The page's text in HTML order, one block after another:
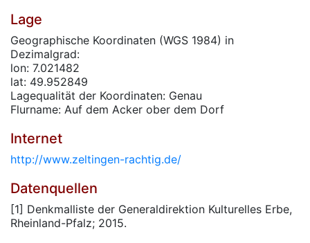
Lage
Geographische Koordinaten (WGS 1984) in
Dezimalgrad:
lon: 7.021482
lat: 49.952849
Lagequalität der Koordinaten: Genau
Flurname: Auf dem Acker ober dem Dorf
Internet
http://www.zeltingen-rachtig.de/
Datenquellen
[1] Denkmalliste der Generaldirektion Kulturelles Erbe,
Rheinland-Pfalz; 2015.